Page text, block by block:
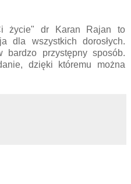
życie" dr Karan Rajan to
dla wszystkich dorosłych.
przystępny sposób.
dzięki któremu można